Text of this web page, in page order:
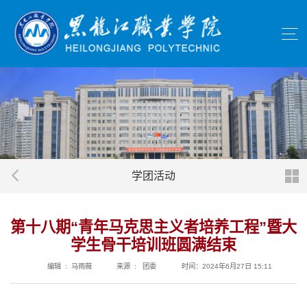
学团活动
第十八期“青年马克思主义者培养工程”暨大
学生骨干培训班圆满结束
编辑 : 马雨薇 来源 : 团委 时间：2024年6月27日 15:11